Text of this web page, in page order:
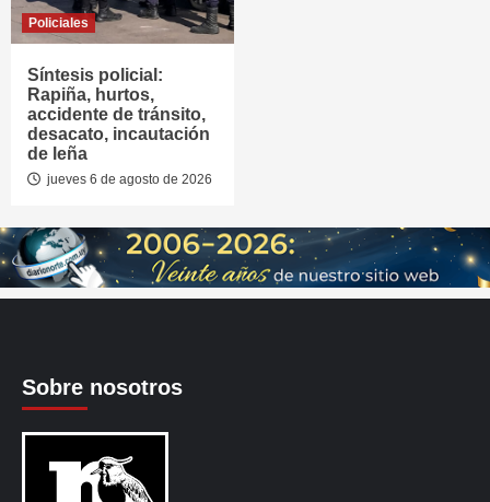
Policiales
Síntesis policial:
Rapiña, hurtos,
accidente de tránsito,
desacato, incautación
de leña
jueves 6 de agosto de 2026
Sobre nosotros